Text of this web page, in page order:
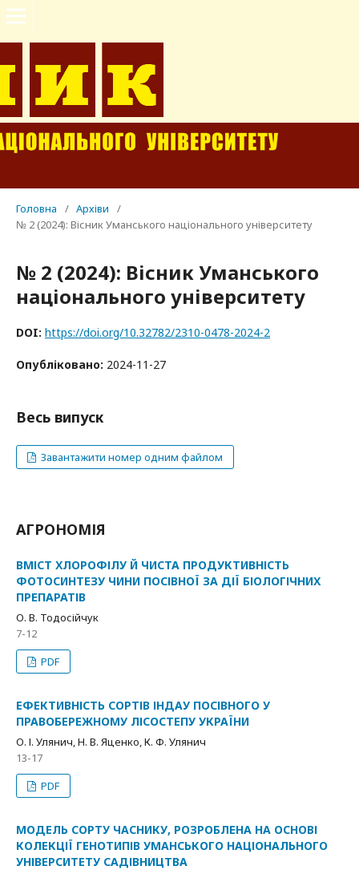
Головна / Архіви
/
№ 2 (2024): Вісник Уманського національного університету
№ 2 (2024): Вісник Уманського
національного університету
DOI: https://doi.org/10.32782/2310-0478-2024-2
Опубліковано: 2024-11-27
Весь випуск
Завантажити номер одним файлом
АГРОНОМІЯ
ВМІСТ ХЛОРОФІЛУ Й ЧИСТА ПРОДУКТИВНІСТЬ
ФОТОСИНТЕЗУ ЧИНИ ПОСІВНОЇ ЗА ДІЇ БІОЛОГІЧНИХ
ПРЕПАРАТІВ
О. В. Тодосійчук
7-12
PDF
ЕФЕКТИВНІСТЬ СОРТІВ ІНДАУ ПОСІВНОГО У
ПРАВОБЕРЕЖНОМУ ЛІСОСТЕПУ УКРАЇНИ
О. І. Улянич, Н. В. Яценко, К. Ф. Улянич
13-17
PDF
МОДЕЛЬ СОРТУ ЧАСНИКУ, РОЗРОБЛЕНА НА ОСНОВІ
КОЛЕКЦІЇ ГЕНОТИПІВ УМАНСЬКОГО НАЦІОНАЛЬНОГО
УНІВЕРСИТЕТУ САДІВНИЦТВА